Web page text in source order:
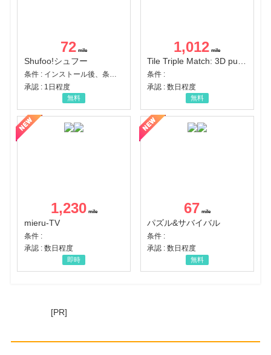
72
Shufoo!シュフー
条件 : インストール後、条件達成
承認 : 1日程度
無料
1,012
Tile Triple Match: 3D puzzle
条件 :
承認 : 数日程度
無料
1,230
mieru-TV
条件 :
承認 : 数日程度
即時
67
パズル&サバイバル
条件 :
承認 : 数日程度
無料
[PR]